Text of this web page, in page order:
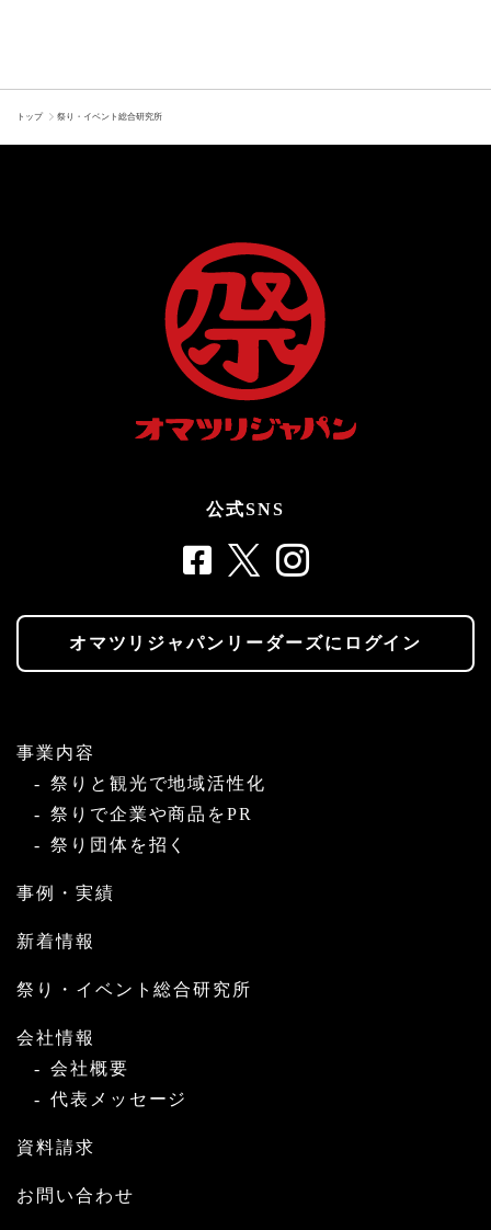
トップ 祭り・イベント総合研究所
公式SNS
オマツリジャパンリーダーズにログイン
事業内容
祭りと観光で地域活性化
祭りで企業や商品をPR
祭り団体を招く
事例・実績
新着情報
祭り・イベント総合研究所
会社情報
会社概要
代表メッセージ
資料請求
お問い合わせ